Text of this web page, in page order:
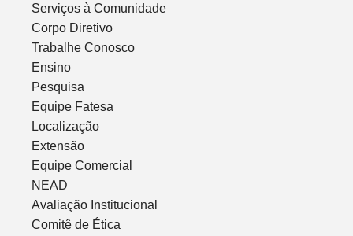
Serviços à Comunidade
Corpo Diretivo
Trabalhe Conosco
Ensino
Pesquisa
Equipe Fatesa
Localização
Extensão
Equipe Comercial
NEAD
Avaliação Institucional
Comitê de Ética